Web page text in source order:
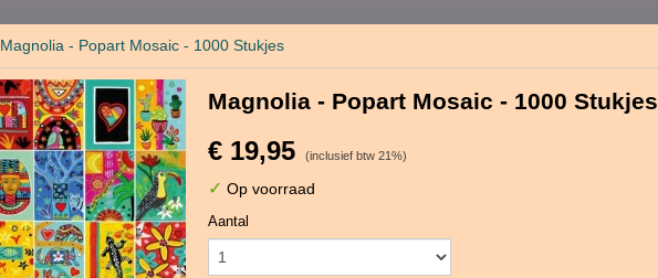
Magnolia - Popart Mosaic - 1000 Stukjes
Magnolia - Popart Mosaic - 1000 Stukjes
€ 19,95 (inclusief btw 21%)
✓ Op voorraad
Aantal